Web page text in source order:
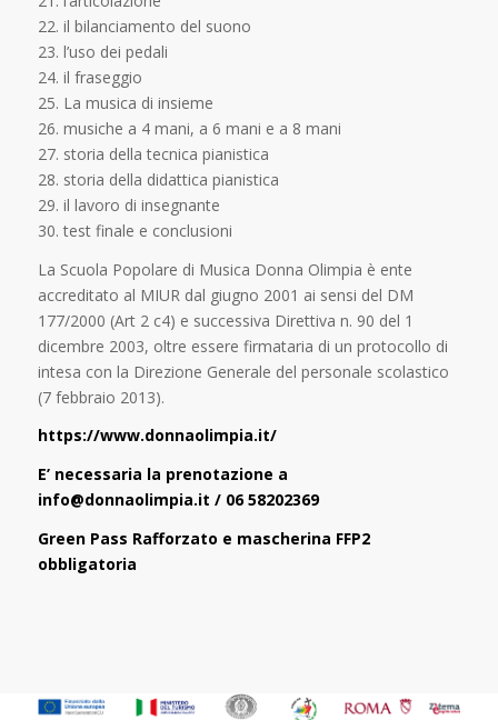
22. il bilanciamento del suono
23. l’uso dei pedali
24. il fraseggio
25. La musica di insieme
26. musiche a 4 mani, a 6 mani e a 8 mani
27. storia della tecnica pianistica
28. storia della didattica pianistica
29. il lavoro di insegnante
30. test finale e conclusioni
La Scuola Popolare di Musica Donna Olimpia è ente
accreditato al MIUR dal giugno 2001 ai sensi del DM
177/2000 (Art 2 c4) e successiva Direttiva n. 90 del 1
dicembre 2003, oltre essere firmataria di un protocollo di
intesa con la Direzione Generale del personale scolastico
(7 febbraio 2013).
https://www.donnaolimpia.it/
E’ necessaria la prenotazione a
info@donnaolimpia.it / 06 58202369
Green Pass Rafforzato e mascherina FFP2
obbligatoria